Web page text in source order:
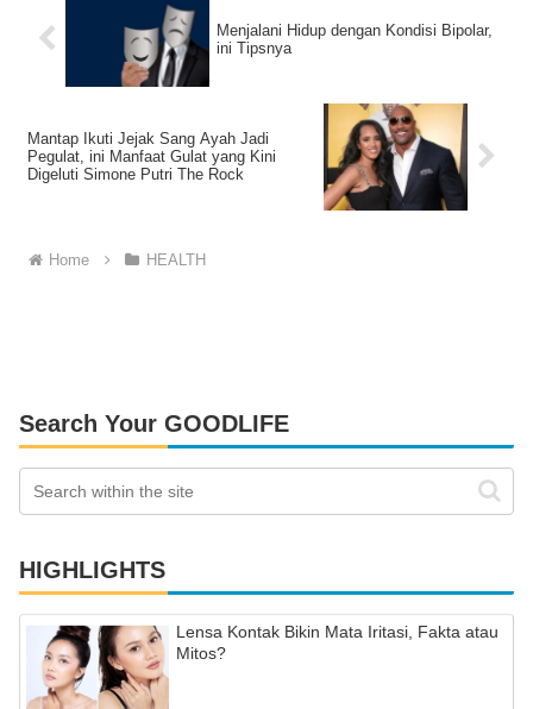
Menjalani Hidup dengan Kondisi Bipolar,
ini Tipsnya
Mantap Ikuti Jejak Sang Ayah Jadi
Pegulat, ini Manfaat Gulat yang Kini
Digeluti Simone Putri The Rock
Home HEALTH
Search Your GOODLIFE
HIGHLIGHTS
Lensa Kontak Bikin Mata Iritasi, Fakta atau
Mitos?